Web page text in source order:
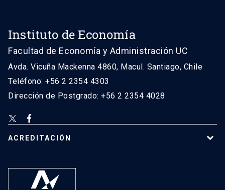
Instituto de Economía
Facultad de Economía y Administración UC
Avda. Vicuña Mackenna 4860, Macul. Santiago, Chile
Teléfono: +56 2 2354 4303
Dirección de Postgrado: +56 2 2354 4028
ACREDITACIÓN